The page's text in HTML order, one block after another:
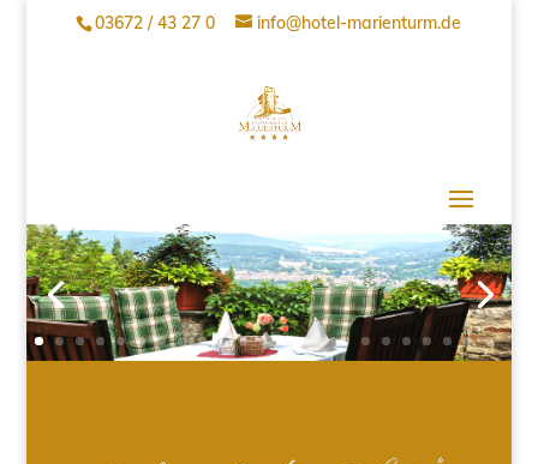
03672 / 43 27 0 info@hotel-marienturm.de